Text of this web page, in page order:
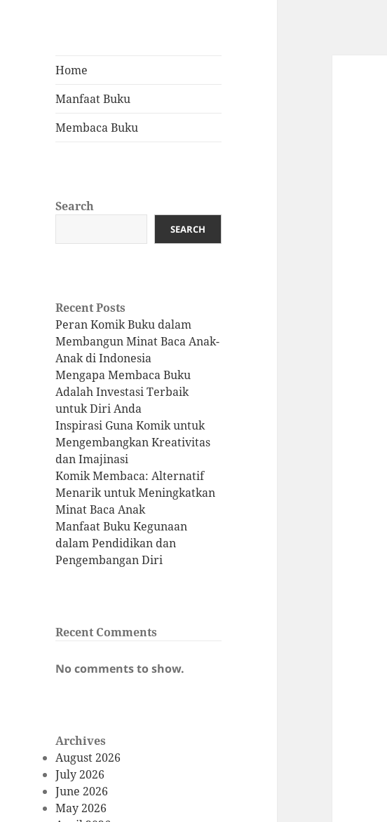
Home
Manfaat Buku
Membaca Buku
Search
SEARCH
Recent Posts
Peran Komik Buku dalam
Membangun Minat Baca Anak-
Anak di Indonesia
Mengapa Membaca Buku
Adalah Investasi Terbaik
untuk Diri Anda
Inspirasi Guna Komik untuk
Mengembangkan Kreativitas
dan Imajinasi
Komik Membaca: Alternatif
Menarik untuk Meningkatkan
Minat Baca Anak
Manfaat Buku Kegunaan
dalam Pendidikan dan
Pengembangan Diri
Recent Comments
No comments to show.
Archives
August 2026
July 2026
June 2026
May 2026